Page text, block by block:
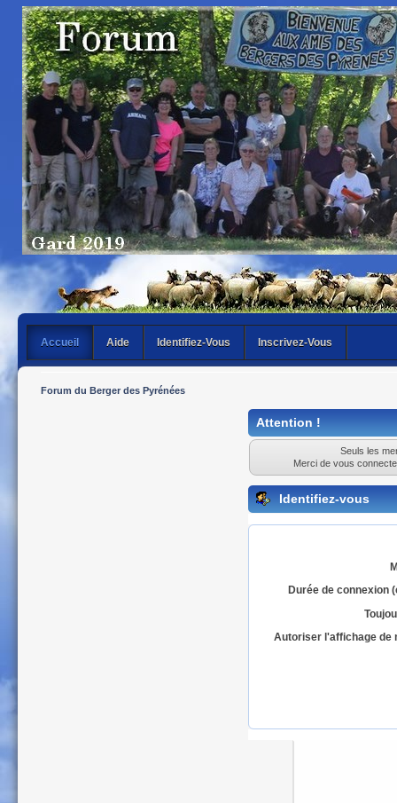
Accueil Aide Identifiez-Vous Inscrivez-Vous
Forum du Berger des Pyrénées
Attention !
Seuls les
Merci de vous
Identifiez-vous
Durée de connexion
Autoriser l'affichage de